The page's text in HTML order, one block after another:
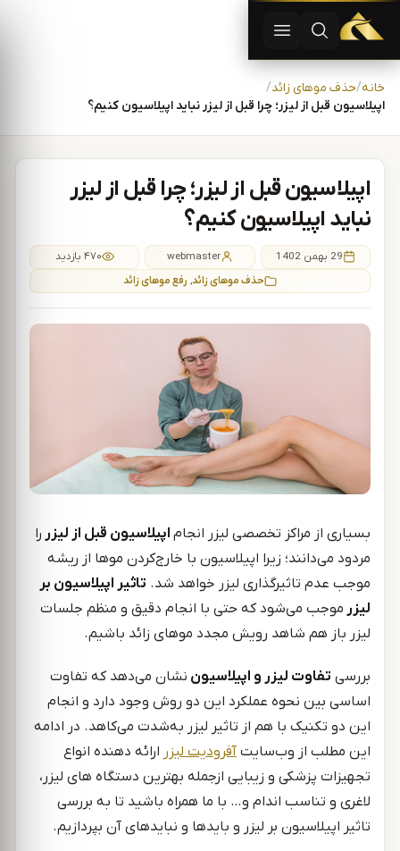
پرش به محتوا
دستگاه لیزر موهای زاید | دستگاه لاغری | آفرودیت لیزر —
باز کردن جستجو
باز کردن منو
خانه حذف موهای زائد
اپیلاسیون قبل از لیزر؛ چرا قبل از لیزر نباید اپیلاسیون کنیم؟
اپیلاسیون قبل از لیزر؛ چرا قبل از لیزر
نباید اپیلاسیون کنیم؟
29 بهمن 1402 webmaster
۴۷۰ بازدید
حذف موهای زائد, رفع موهای زائد
بسیاری از مراکز تخصصی لیزر انجاماپیلاسیون قبل از لیزر را
مردود می‌دانند؛ زیرا اپیلاسیون با خارج‌کردن موها از ریشه
موجب عدم تاثیرگذاری لیزر خواهد شد. تاثیر اپیلاسیون بر
لیزر موجب می‌شود که حتی با انجام دقیق و منظم جلسات
لیزر باز هم شاهد رویش مجدد موهای زائد باشیم.
بررسی تفاوت لیزر و اپیلاسیون نشان می‌دهد که تفاوت
اساسی بین نحوه عملکرد این دو روش وجود دارد و انجام
این دو تکنیک با هم از تاثیر لیزر به‌شدت می‌کاهد. در ادامه
این مطلب از وب‌سایت آفرودیت لیزر ارائه دهنده انواع
تجهیزات پزشکی و زیبایی ازجمله بهترین دستگاه های لیزر،
لاغری و تناسب اندام و… با ما همراه باشید تا به بررسی
تاثیر اپیلاسیون بر لیزر و بایدها و نبایدهای آن بپردازیم.